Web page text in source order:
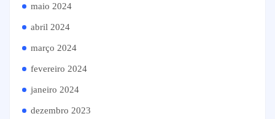
maio 2024
abril 2024
março 2024
fevereiro 2024
janeiro 2024
dezembro 2023